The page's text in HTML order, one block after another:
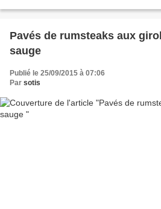
Pavés de rumsteaks aux
sauge
Publié le 25/09/2015 à 07:06
Par sotis